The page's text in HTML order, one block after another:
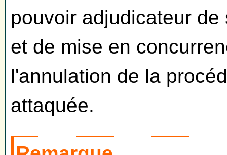
pouvoir adjudicateur
et de mise en
l'annulation de la
attaquée.